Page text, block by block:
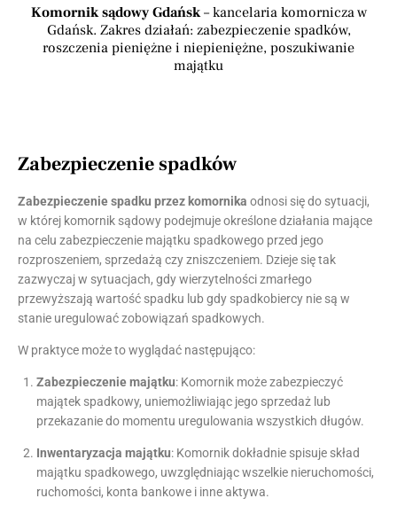
Komornik sądowy Gdańsk– kancelaria komornicza w
Gdańsk. Zakres działań: zabezpieczenie spadków,
roszczenia pieniężne i niepieniężne, poszukiwanie
majątku
Zabezpieczenie spadków
Zabezpieczenie spadku przez komornika odnosi się do sytuacji,
w której komornik sądowy podejmuje określone działania mające
na celu zabezpieczenie majątku spadkowego przed jego
rozproszeniem, sprzedażą czy zniszczeniem. Dzieje się tak
zazwyczaj w sytuacjach, gdy wierzytelności zmarłego
przewyższają wartość spadku lub gdy spadkobiercy nie są w
stanie uregulować zobowiązań spadkowych.
W praktyce może to wyglądać następująco:
Zabezpieczenie majątku: Komornik może zabezpieczyć
majątek spadkowy, uniemożliwiając jego sprzedaż lub
przekazanie do momentu uregulowania wszystkich długów.
Inwentaryzacja majątku: Komornik dokładnie spisuje skład
majątku spadkowego, uwzględniając wszelkie nieruchomości,
ruchomości, konta bankowe i inne aktywa.